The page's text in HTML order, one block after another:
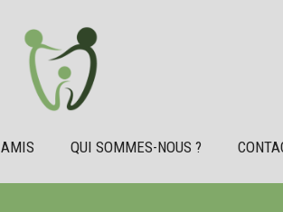
AMIS QUI SOMMES-NOUS ?